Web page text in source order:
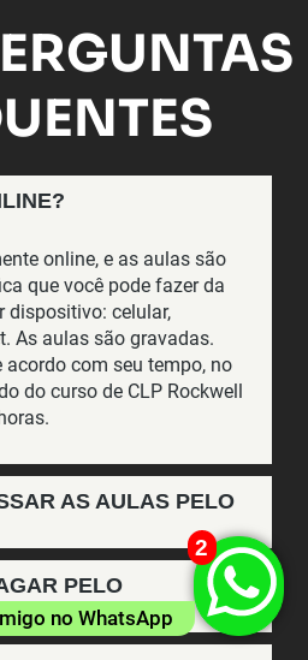
online, e as aulas são
que você pode fazer da
dispositivo: celular,
As aulas são gravadas.
acordo com seu tempo, no
do curso de CLP Rockwell
AS AULAS PELO
PELO
2
no WhatsApp